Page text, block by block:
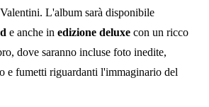
L'album sarà disponibile
e anche in edizione deluxe con un ricco
dove saranno incluse foto inedite,
e fumetti riguardanti l'immaginario del